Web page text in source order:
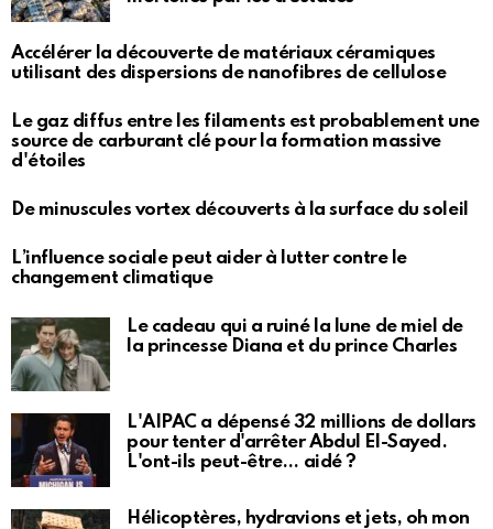
Accélérer la découverte de matériaux céramiques
utilisant des dispersions de nanofibres de cellulose
Le gaz diffus entre les filaments est probablement une
source de carburant clé pour la formation massive
d'étoiles
De minuscules vortex découverts à la surface du soleil
L’influence sociale peut aider à lutter contre le
changement climatique
Le cadeau qui a ruiné la lune de miel de
la princesse Diana et du prince Charles
L'AIPAC a dépensé 32 millions de dollars
pour tenter d'arrêter Abdul El-Sayed.
L'ont-ils peut-être… aidé ?
Hélicoptères, hydravions et jets, oh mon